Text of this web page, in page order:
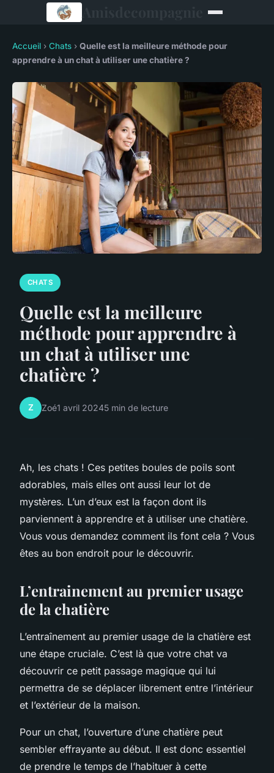
Accueil › Chats › Quelle est la meilleure méthode pour
apprendre à un chat à utiliser une chatière ?
CHATS
Quelle est la meilleure
méthode pour apprendre à
un chat à utiliser une
chatière ?
Z Zoé1 avril 20245 min de lecture
Ah, les chats ! Ces petites boules de poils sont
adorables, mais elles ont aussi leur lot de
mystères. L’un d’eux est la façon dont ils
parviennent à apprendre et à utiliser une chatière.
Vous vous demandez comment ils font cela ? Vous
êtes au bon endroit pour le découvrir.
L’entrainement au premier usage
de la chatière
L’entraînement au premier usage de la chatière est
une étape cruciale. C’est là que votre chat va
découvrir ce petit passage magique qui lui
permettra de se déplacer librement entre l’intérieur
et l’extérieur de la maison.
Pour un chat, l’ouverture d’une chatière peut
sembler effrayante au début. Il est donc essentiel
de prendre le temps de l’habituer à cette